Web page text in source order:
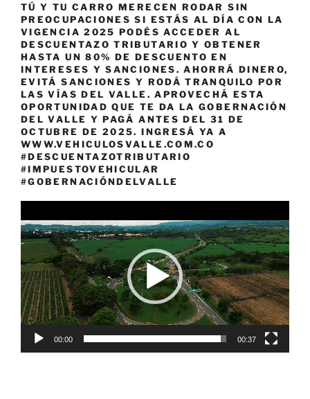
TÚ Y TU CARRO MERECEN RODAR SIN
PREOCUPACIONES SI ESTÁS AL DÍA CON LA
VIGENCIA 2025 PODÉS ACCEDER AL
DESCUENTAZO TRIBUTARIO Y OBTENER
HASTA UN 80% DE DESCUENTO EN
INTERESES Y SANCIONES. AHORRÁ DINERO,
EVITÁ SANCIONES Y RODÁ TRANQUILO POR
LAS VÍAS DEL VALLE. APROVECHÁ ESTA
OPORTUNIDAD QUE TE DA LA GOBERNACIÓN
DEL VALLE Y PAGÁ ANTES DEL 31 DE
OCTUBRE DE 2025. INGRESÁ YA A
WWW.VEHICULOSVALLE.COM.CO
#DESCUENTAZOTRIBUTARIO
#IMPUESTOVEHICULAR
#GOBERNACIÓNDELVALLE
de
vídeo
00:00 00:37